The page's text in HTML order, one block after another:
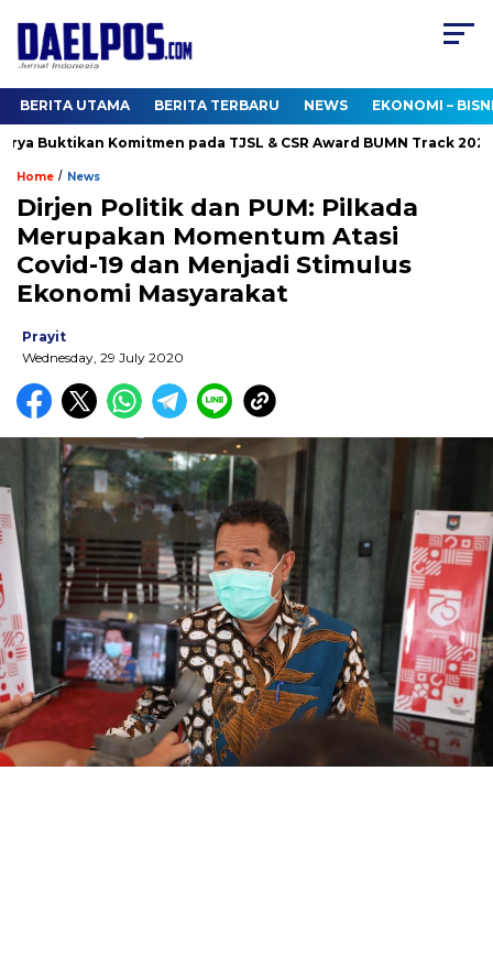
BERITA UTAMA BERITA TERBARU NEWS EKONOMI –
Komitmen pada TJSL & CSR Award BUMN Track 2026
Home / News
Dirjen Politik dan PUM: Pilkada
Merupakan Momentum Atasi
Covid-19 dan Menjadi Stimulus
Ekonomi Masyarakat
Prayit
Wednesday, 29 July 2020